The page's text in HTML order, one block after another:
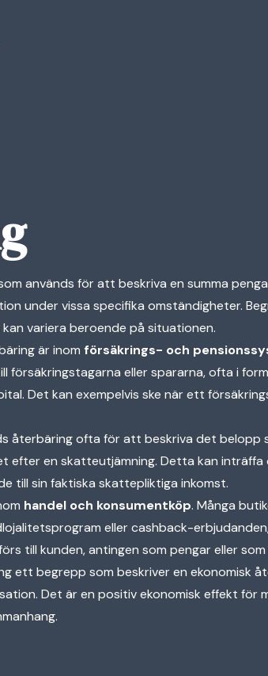
används för att beskriva en summa
under vissa specifika omständigheter.
variera beroende på situationen.
är inom försäkrings- och
eller spararna, ofta i
Det kan exempelvis ske när ett
återbäring ofta för att beskriva det belopp
efter en skatteutjämning. Detta kan inträffa
till sin faktiska skattepliktiga inkomst.
handel och konsumentköp. Många
eller cashback-
till kunden, antingen som pengar eller
ett begrepp som beskriver en ekonomisk
Det är en positiv ekonomisk effekt för